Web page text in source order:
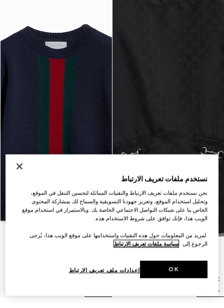
نستخدم ملفات تعريف الارتباط
نحن نستخدم ملفات تعريف الارتباط والتقنيات المماثلة لتحسين التنقل في الموقع،
وتحليل استخدام الموقع، وتعزيز جهودنا التسويقية والسماح لك بمشاركة المحتوى
الخاص بنا على شبكات التواصل الاجتماعي الخاصة بك. وبالاستمرار في استخدام موقع
الويب هذا، فإنك توافق على شروط الاستخدام هذه.
.لمزيد من المعلومات حول هذه التقنيات واستخدامها على موقع الويب هذا، يُرجى
الرجوع إلى سياسة ملفات تعريف الارتباط
إعدادات ملف تعريف الارتباط OK